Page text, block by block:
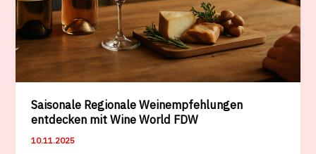
Saisonale Regionale Weinempfehlungen
entdecken mit Wine World FDW
10.11.2025